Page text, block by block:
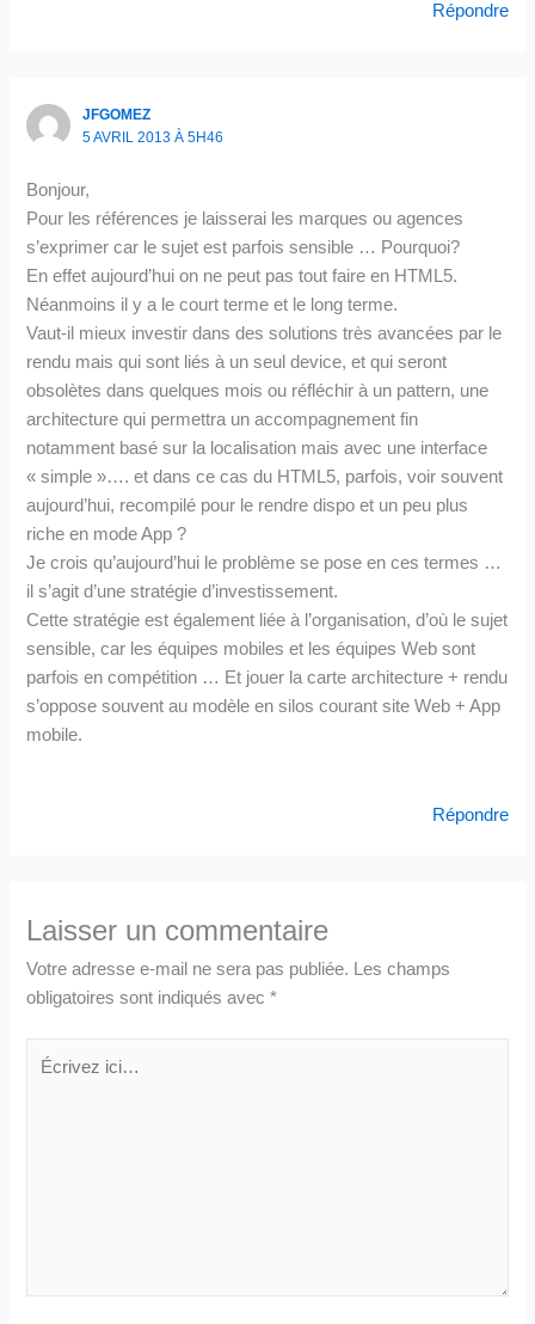
Répondre
JFGOMEZ
5 AVRIL 2013 À 5H46
Bonjour,
Pour les références je laisserai les marques ou agences
s’exprimer car le sujet est parfois sensible … Pourquoi?
En effet aujourd’hui on ne peut pas tout faire en HTML5.
Néanmoins il y a le court terme et le long terme.
Vaut-il mieux investir dans des solutions très avancées par le
rendu mais qui sont liés à un seul device, et qui seront
obsolètes dans quelques mois ou réfléchir à un pattern, une
architecture qui permettra un accompagnement fin
notamment basé sur la localisation mais avec une interface
« simple »…. et dans ce cas du HTML5, parfois, voir souvent
aujourd’hui, recompilé pour le rendre dispo et un peu plus
riche en mode App ?
Je crois qu’aujourd’hui le problème se pose en ces termes …
il s’agit d’une stratégie d’investissement.
Cette stratégie est également liée à l’organisation, d’où le sujet
sensible, car les équipes mobiles et les équipes Web sont
parfois en compétition … Et jouer la carte architecture + rendu
s’oppose souvent au modèle en silos courant site Web + App
mobile.
Répondre
Laisser un commentaire
Votre adresse e-mail ne sera pas publiée.
Les champs
obligatoires sont indiqués avec*